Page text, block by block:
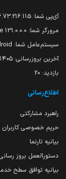
آی‌پی شما:
مرورگر شما: 131.0.0.0 Chrome
سیستم‌عامل شما:
آخرین بروزرسانی: ۱۴۰۵-۰۱-۱۷
بازدید: 20
اطلاع‌رسانی
راهبرد مشارکتی
حریم خصوصی کاربران
بیانیه تارنما
دستورالعمل بروز
بیانیه توافق سطح